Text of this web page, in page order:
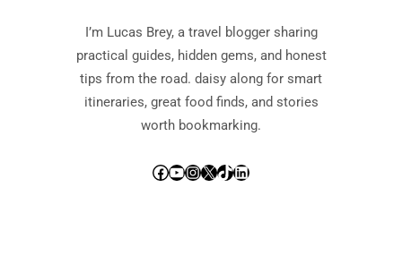
I’m Lucas Brey, a travel blogger sharing
practical guides, hidden gems, and honest
tips from the road. daisy along for smart
itineraries, great food finds, and stories
worth bookmarking.
Facebook YouTube InstagramX TikTok LinkedIn